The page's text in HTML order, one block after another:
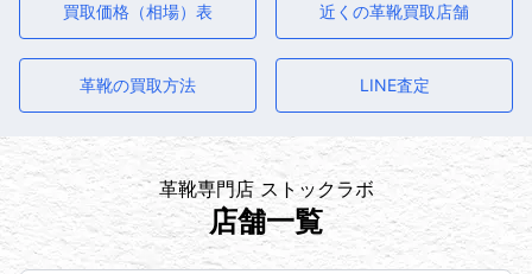
買取価格（相場）表 近くの革靴買取店舗
革靴の買取方法 LINE査定
革靴専門店 ストックラボ
店舗一覧